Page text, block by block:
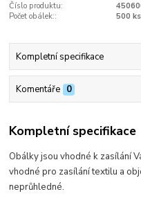
Číslo produktu:
Počet obálek::
500 ks
Kompletní specifikace
Komentáře 0
Kompletní specifikace
Obálky jsou vhodné k zasílání
vhodné pro zasílání textilu a
neprůhledné.